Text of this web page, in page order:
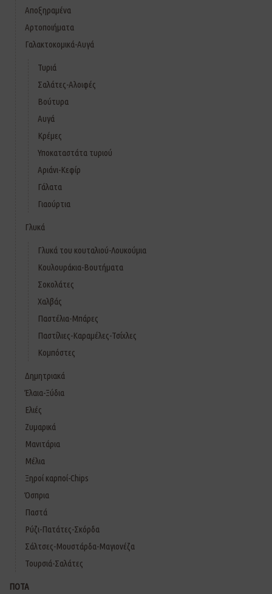
Αποξηραμένα
Αρτοποιήματα
Γαλακτοκομικά-Αυγά
Τυριά
Σαλάτες-Αλοιφές
Βούτυρα
Αυγά
Κρέμες
Υποκαταστάτα τυριού
Αριάνι-Κεφίρ
Γάλατα
Γιαούρτια
Γλυκά
Γλυκά του κουταλιού-Λουκούμια
Κουλουράκια-Βουτήματα
Σοκολάτες
Χαλβάς
Παστέλια-Μπάρες
Παστίλιες-Καραμέλες-Τσίχλες
Κομπόστες
Δημητριακά
Έλαια-Ξύδια
Ελιές
Ζυμαρικά
Μανιτάρια
Μέλια
Ξηροί καρποί-Chips
Όσπρια
Παστά
Ρύζι-Πατάτες-Σκόρδα
Σάλτσες-Μουστάρδα-Μαγιονέζα
Τουρσιά-Σαλάτες
ΠΟΤΑ